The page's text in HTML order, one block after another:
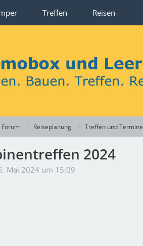
Treffen Reisen
Forum Reiseplanung Treffen und Termine
2024
Mai 2024 um 15:09